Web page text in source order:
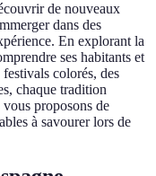
de nouveaux
dans des
En explorant la
ses habitants et
colorés, des
chaque tradition
proposons de
à savourer lors de